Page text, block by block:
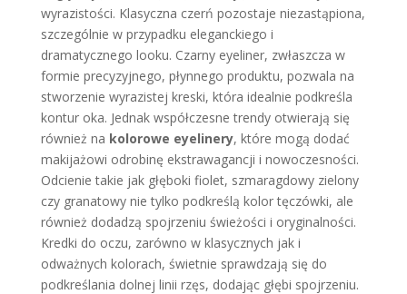
wyrazistości. Klasyczna czerń pozostaje niezastąpiona,
szczególnie w przypadku eleganckiego i
dramatycznego looku. Czarny eyeliner, zwłaszcza w
formie precyzyjnego, płynnego produktu, pozwala na
stworzenie wyrazistej kreski, która idealnie podkreśla
kontur oka. Jednak współczesne trendy otwierają się
również na kolorowe eyelinery, które mogą dodać
makijażowi odrobinę ekstrawagancji i nowoczesności.
Odcienie takie jak głęboki fiolet, szmaragdowy zielony
czy granatowy nie tylko podkreślą kolor tęczówki, ale
również dodadzą spojrzeniu świeżości i oryginalności.
Kredki do oczu, zarówno w klasycznych jak i
odważnych kolorach, świetnie sprawdzają się do
podkreślania dolnej linii rzęs, dodając głębi spojrzeniu.